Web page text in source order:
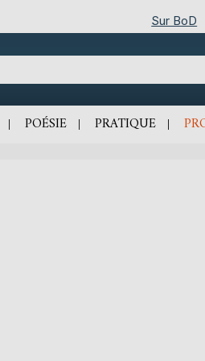
Sur BoD
POÉSIE PRATIQUE